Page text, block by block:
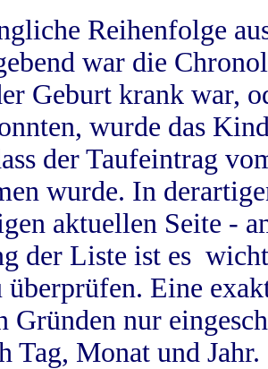
Reihenfolge
war die
Geburt krank war,
wurde das
der Taufeintrag
wurde. In
aktuellen Seite -
der Liste ist es
überprüfen. Eine
Gründen nur
Tag, Monat und Jahr.